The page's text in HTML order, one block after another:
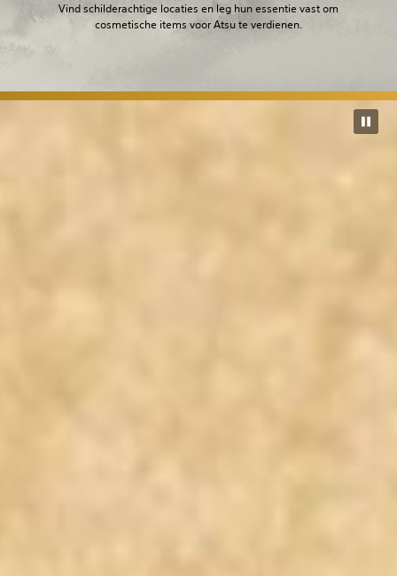
Vind schilderachtige locaties en leg hun essentie vast om
cosmetische items voor Atsu te verdienen.